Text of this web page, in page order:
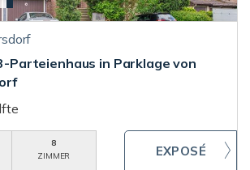
Parteienhaus in Parklage von
8
ZIMMER